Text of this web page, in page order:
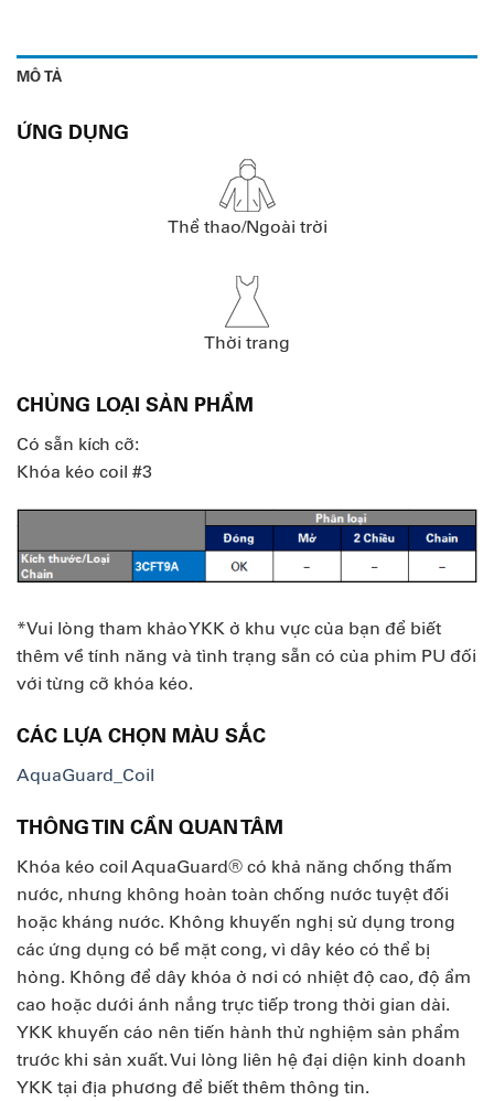
MÔ TẢ
ỨNG DỤNG
Thể thao/Ngoài trời
Thời trang
CHỦNG LOẠI SẢN PHẨM
Có sẵn kích cỡ:
Khóa kéo coil #3
*Vui lòng tham khảo YKK ở khu vực của bạn để biết
thêm về tính năng và tình trạng sẵn có của phim PU đối
với từng cỡ khóa kéo.
CÁC LỰA CHỌN MÀU SẮC
AquaGuard_Coil
THÔNG TIN CẦN QUAN TÂM
Khóa kéo coil AquaGuard® có khả năng chống thấm
nước, nhưng không hoàn toàn chống nước tuyệt đối
hoặc kháng nước. Không khuyến nghị sử dụng trong
các ứng dụng có bề mặt cong, vì dây kéo có thể bị
hỏng. Không để dây khóa ở nơi có nhiệt độ cao, độ ẩm
cao hoặc dưới ánh nắng trực tiếp trong thời gian dài.
YKK khuyến cáo nên tiến hành thử nghiệm sản phẩm
trước khi sản xuất. Vui lòng liên hệ đại diện kinh doanh
YKK tại địa phương để biết thêm thông tin.